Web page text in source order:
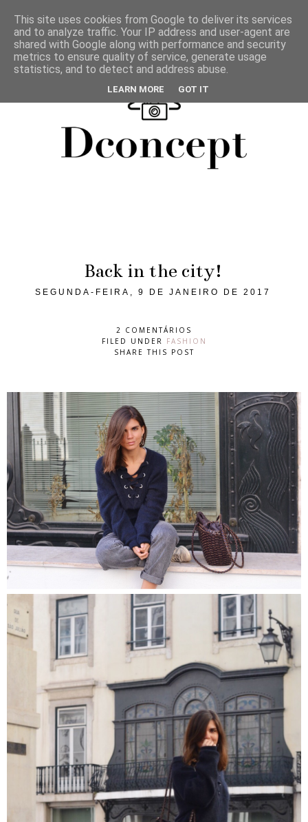
Back in the city!
SEGUNDA-FEIRA, 9 DE JANEIRO DE 2017
2 COMENTÁRIOS
FILED UNDER FASHION
SHARE THIS POST
This site uses cookies from Google to deliver its services
and to analyze traffic. Your IP address and user-agent are
shared with Google along with performance and security
metrics to ensure quality of service, generate usage
statistics, and to detect and address abuse.
LEARN MORE GOT IT